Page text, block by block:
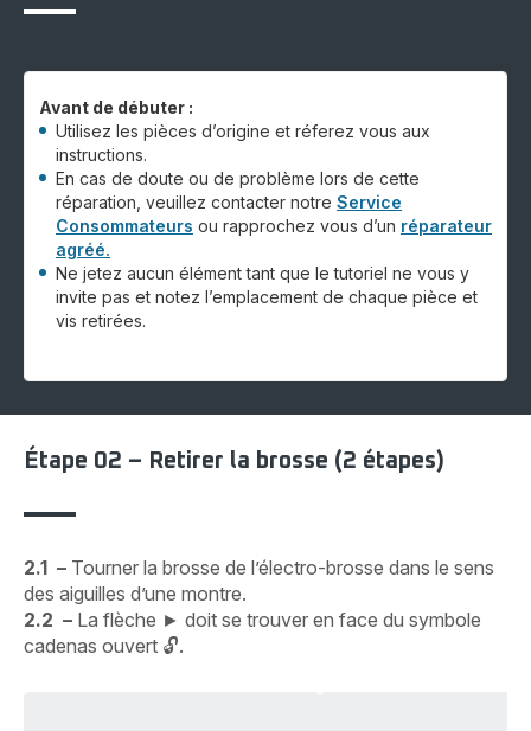
Avant de débuter :
Utilisez les pièces d’origine et réferez vous aux
instructions.
En cas de doute ou de problème lors de cette
réparation, veuillez contacter notre Service
Consommateurs ou rapprochez vous d’un réparateur
agréé.
Ne jetez aucun élément tant que le tutoriel ne vous y
invite pas et notez l’emplacement de chaque pièce et
vis retirées.
Étape 02 – Retirer la brosse (2 étapes)
2.1 – Tourner la brosse de l’électro-brosse dans le sens
des aiguilles d’une montre.
2.2 – La flèche ► doit se trouver en face du symbole
cadenas ouvert 🔓︎.